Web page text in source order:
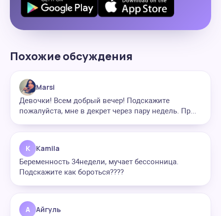
Похожие обсуждения
Marsi
Девочки! Всем добрый вечер! Подскажите
пожалуйста, мне в декрет через пару недель. Пр...
K Kamila
Беременность 34недели, мучает бессонница.
Подскажите как бороться????
А Айгуль